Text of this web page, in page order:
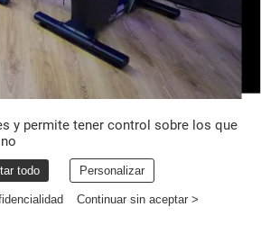
y permite tener control sobre los que
todo Personalizar
Continuar sin aceptar >